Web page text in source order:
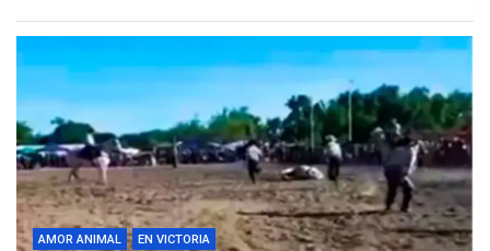
AMOR ANIMAL EN VICTORIA